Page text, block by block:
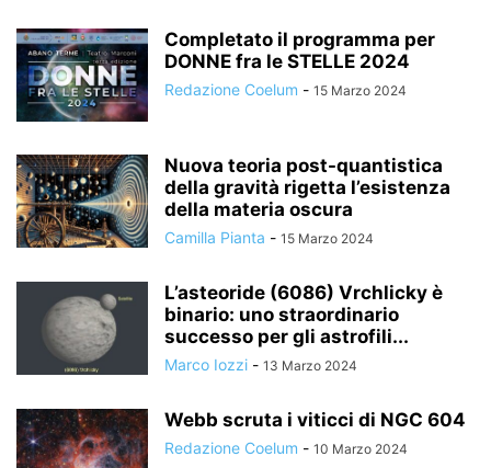
Completato il programma per
DONNE fra le STELLE 2024
Redazione Coelum - 15 Marzo 2024
Nuova teoria post-quantistica
della gravità rigetta l’esistenza
della materia oscura
Camilla Pianta - 15 Marzo 2024
L’asteoride (6086) Vrchlicky è
binario: uno straordinario
successo per gli astrofili...
Marco Iozzi - 13 Marzo 2024
Webb scruta i viticci di NGC 604
Redazione Coelum - 10 Marzo 2024